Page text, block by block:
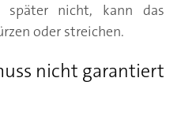
später nicht, kann das
oder streichen.
nicht garantiert